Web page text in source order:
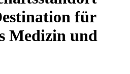
für
Medizin und